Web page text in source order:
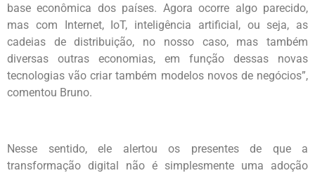
base econômica dos países. Agora ocorre algo parecido,
mas com Internet, IoT, inteligência artificial, ou seja, as
cadeias de distribuição, no nosso caso, mas também
diversas outras economias, em função dessas novas
tecnologias vão criar também modelos novos de negócios”,
comentou Bruno.
Nesse sentido, ele alertou os presentes de que a
transformação digital não é simplesmente uma adoção